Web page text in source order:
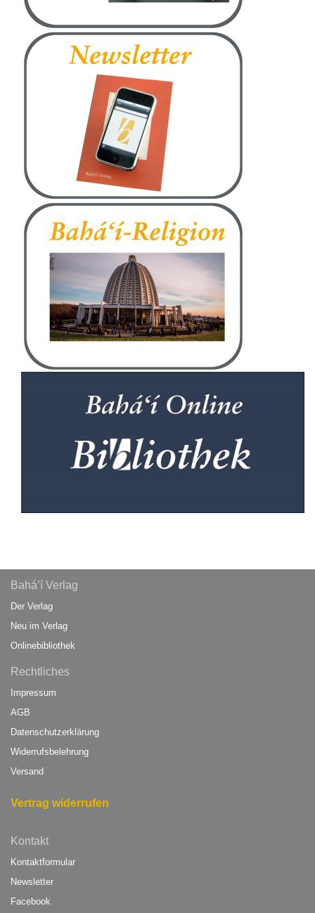
Bahá’í Verlag
Der Verlag
Neu im Verlag
Onlinebibliothek
Rechtliches
Impressum
AGB
Datenschutzerklärung
Widerrufsbelehrung
Versand
Vertrag widerrufen
Kontakt
Kontaktformular
Newsletter
Facebook